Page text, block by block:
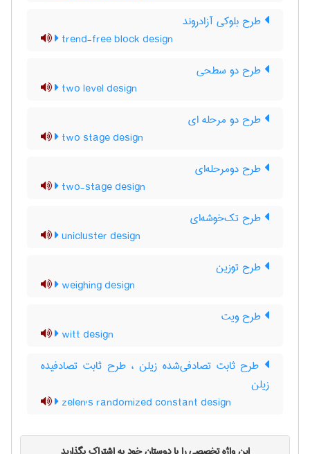
طرح بلوکی آزادروند
trend-free block design
طرح دو سطحی
two level design
طرح دو مرحله ای
two stage design
طرح دومرحله‌ای
two-stage design
طرح تک‌خوشه‌ای
unicluster design
طرح توزین
weighing design
طرح ویت
witt design
طرح ثابت تصادفی‌شده زیلن ، طرح ثابت تصادفیده
زیلن
zelen's randomized constant design